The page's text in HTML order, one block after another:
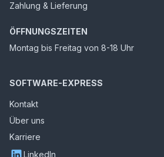
Zahlung & Lieferung
ÖFFNUNGSZEITEN
Montag bis Freitag von 8-18 Uhr
SOFTWARE-EXPRESS
Kontakt
Über uns
Karriere
LinkedIn